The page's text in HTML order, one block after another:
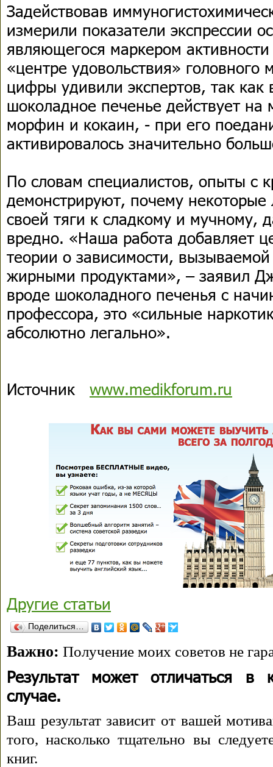
Задействовав
измерили показатели экспрессии
являющегося маркером
«центре удовольствия» головного
цифры удивили экспертов, так как
шоколадное печенье действует на
морфин и кокаин, - при его
активировалось значительно
По словам специалистов, опыты с
демонстрируют, почему
своей тяги к сладкому и мучному,
вредно. «Наша работа добавляет
теории о зависимости,
жирными продуктами», – заявил
вроде шоколадного печенья с
профессора, это «сильные
абсолютно легально».
Источник www.medikforum.ru
Другие статьи
Поделиться…
Важно: Получение моих советов не
Результат может отличаться в
случае.
Ваш результат зависит от вашей
того, насколько тщательно вы
книг.